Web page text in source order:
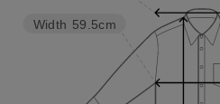
Width 59.5cm